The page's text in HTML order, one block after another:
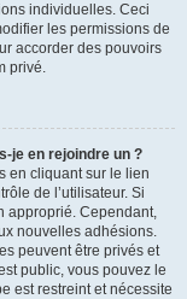
individuelles. Ceci
les permissions de
accorder des pouvoirs
privé.
je en rejoindre un ?
en cliquant sur le lien
de l’utilisateur. Si
approprié. Cependant,
nouvelles adhésions.
peuvent être privés et
public, vous pouvez le
est restreint et nécessite